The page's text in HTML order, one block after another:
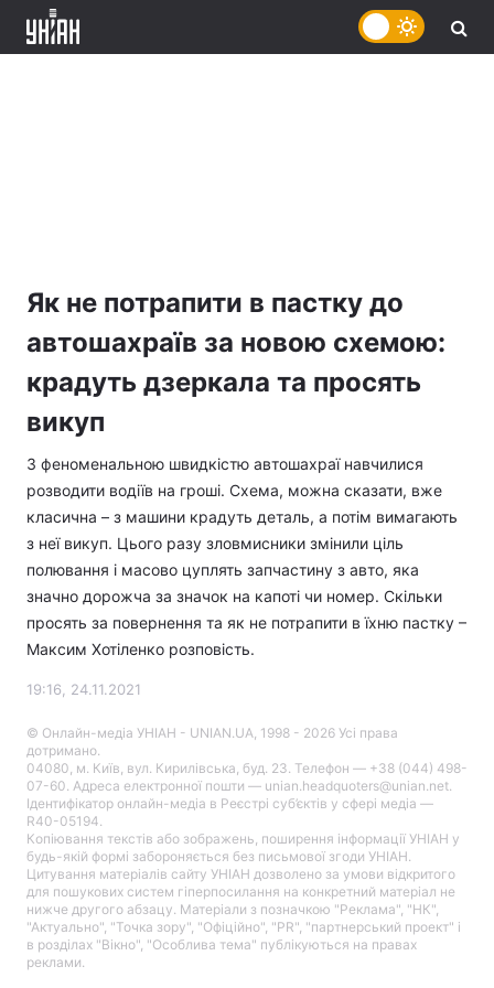
Як не потрапити в пастку до
автошахраїв за новою схемою:
крадуть дзеркала та просять
викуп
З феноменальною швидкістю автошахраї навчилися
розводити водіїв на гроші. Схема, можна сказати, вже
класична – з машини крадуть деталь, а потім вимагають
з неї викуп. Цього разу зловмисники змінили ціль
полювання і масово цуплять запчастину з авто, яка
значно дорожча за значок на капоті чи номер. Скільки
просять за повернення та як не потрапити в їхню пастку –
Максим Хотіленко розповість.
19:16, 24.11.2021
© Онлайн-медіа УНІАН - UNIAN.UA, 1998 - 2026 Усі права
дотримано.
04080, м. Київ, вул. Кирилівська, буд. 23. Телефон — +38 (044) 498-
07-60. Адреса електронної пошти — unian.headquoters@unian.net.
Ідентифікатор онлайн-медіа в Реєстрі суб’єктів у сфері медіа —
R40-05194.
Копіювання текстів або зображень, поширення інформації УНІАН у
будь-якій формі забороняється без письмової згоди УНІАН.
Цитування матеріалів сайту УНІАН дозволено за умови відкритого
для пошукових систем гіперпосилання на конкретний матеріал не
нижче другого абзацу. Матеріали з позначкою "Реклама", "НК",
"Актуально", "Точка зору", "Офіційно", "PR", "партнерський проект" і
в розділах "Вікно", "Особлива тема" публікуються на правах
реклами.